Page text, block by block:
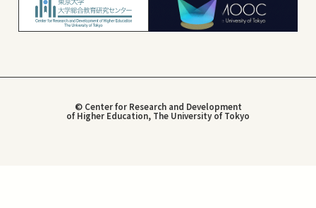
© Center for Research and Development
of Higher Education, The University of Tokyo